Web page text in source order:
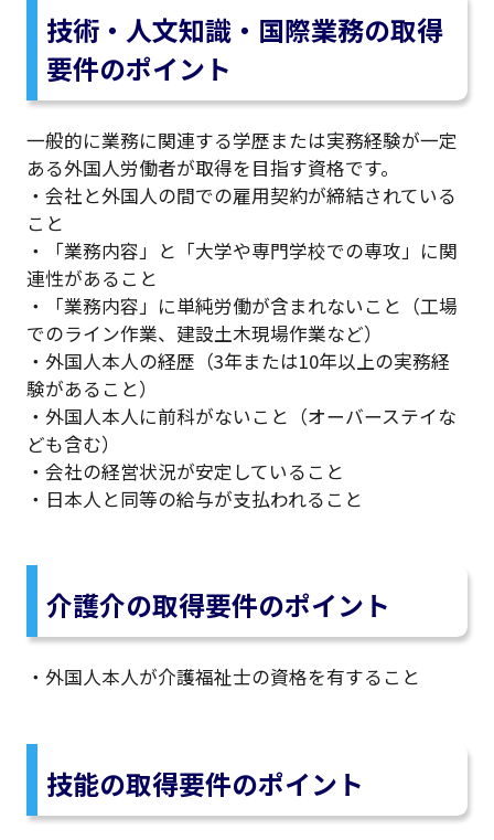
技術・人文知識・国際業務の取得
要件のポイント
一般的に業務に関連する学歴または実務経験が一定
ある外国人労働者が取得を目指す資格です。
・会社と外国人の間での雇用契約が締結されている
こと
・「業務内容」と「大学や専門学校での専攻」に関
連性があること
・「業務内容」に単純労働が含まれないこと（工場
でのライン作業、建設土木現場作業など）
・外国人本人の経歴（3年または10年以上の実務経
験があること）
・外国人本人に前科がないこと（オーバーステイな
ども含む）
・会社の経営状況が安定していること
・日本人と同等の給与が支払われること
介護介の取得要件のポイント
・外国人本人が介護福祉士の資格を有すること
技能の取得要件のポイント